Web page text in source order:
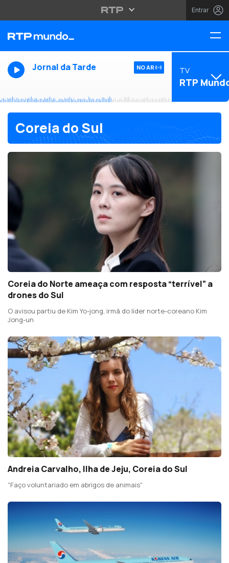
Entrar
Jornal da Tarde NO AR TV
RTP
Coreia do Sul
Coreia do Norte ameaça com resposta “terrível” a
drones do Sul
O avisou partiu de Kim Yo-jong, irmã do líder norte-coreano Kim
Jong-un
Andreia Carvalho, Ilha de Jeju, Coreia do Sul
"Faço voluntariado em abrigos de animais"